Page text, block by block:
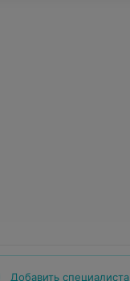
Добавить специалиста